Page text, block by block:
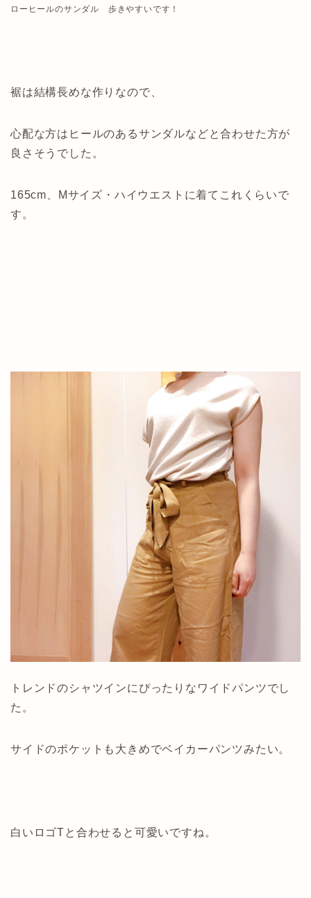
ローヒールのサンダル 歩きやすいです！
裾は結構長めな作りなので、
心配な方はヒールのあるサンダルなどと合わせた方が
良さそうでした。
165cm、Mサイズ・ハイウエストに着てこれくらいで
す。
トレンドのシャツインにぴったりなワイドパンツでし
た。
サイドのポケットも大きめでベイカーパンツみたい。
白いロゴTと合わせると可愛いですね。